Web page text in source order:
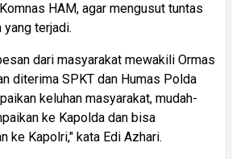
HAM, agar mengusut tuntas
yang terjadi.
dari masyarakat mewakili Ormas
diterima SPKT dan Humas Polda
keluhan masyarakat, mudah-
ke Kapolda dan bisa
ke Kapolri," kata Edi Azhari.